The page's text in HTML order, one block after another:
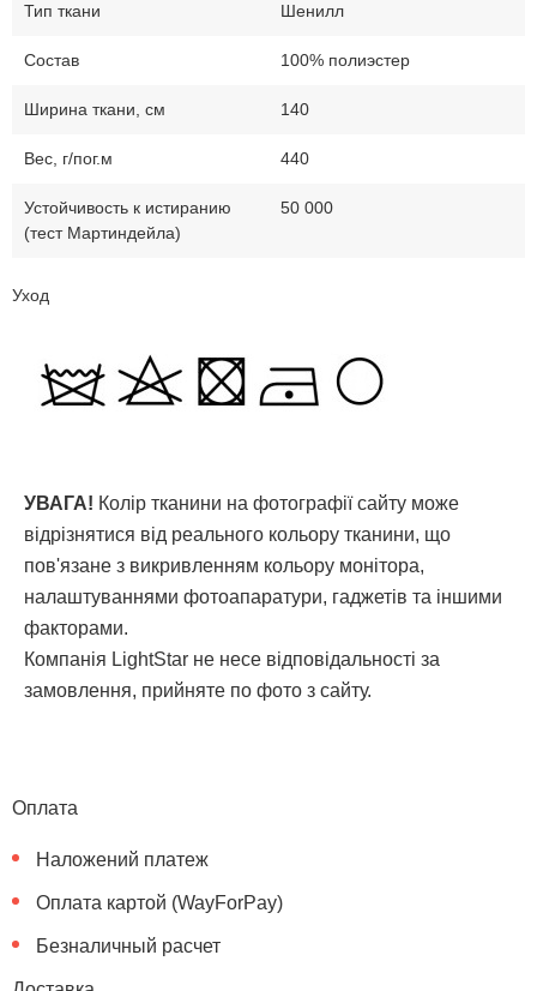
Тип ткани Шенилл
Состав 100% полиэстер
Ширина ткани, см 140
Вес, г/пог.м 440
Устойчивость к истиранию
(тест Мартиндейла)
50 000
Уход
УВАГА! Колір тканини на фотографії сайту може
відрізнятися від реального кольору тканини, що
пов'язане з викривленням кольору монітора,
налаштуваннями фотоапаратури, гаджетів та іншими
факторами.
Компанія LightStar не несе відповідальності за
замовлення, прийняте по фото з сайту.
Оплата
Наложений платеж
Оплата картой (WayForPay)
Безналичный расчет